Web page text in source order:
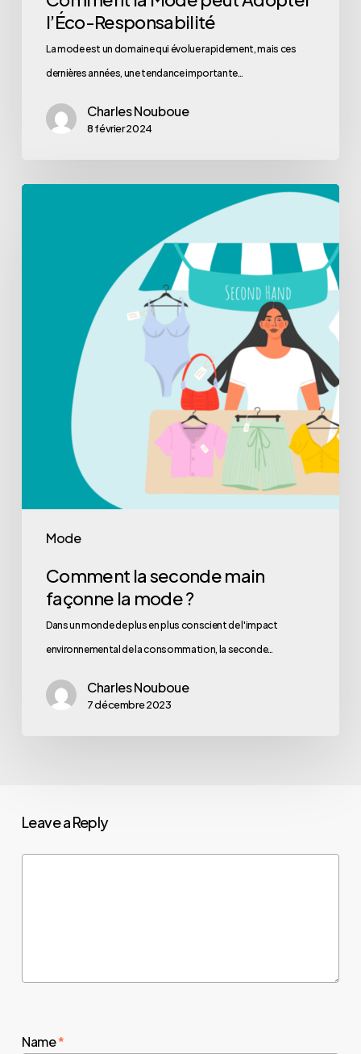
l’Éco-Responsabilité
La mode est un domaine qui évolue rapidement, mais ces
dernières années, une tendance importante…
Charles Nouboue
8 février 2024
Mode
Comment la seconde main
façonne la mode ?
Dans un monde de plus en plus conscient de l'impact
environnemental de la consommation, la seconde…
Charles Nouboue
7 décembre 2023
Leave a Reply
Name*